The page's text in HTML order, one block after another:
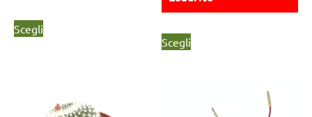
Scegli
Scegli